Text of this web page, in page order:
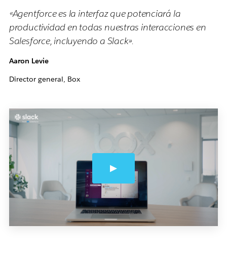
«Agentforce es la interfaz que potenciará la
productividad en todas nuestras interacciones en
Salesforce, incluyendo a Slack».
Aaron Levie
Director general, Box